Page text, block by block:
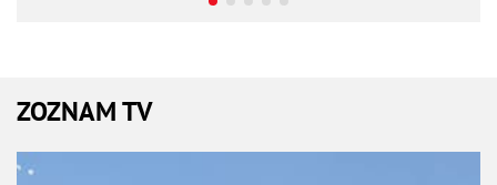
ZOZNAM TV